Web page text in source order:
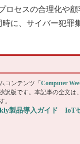
セスの合理化や
に、サイバー犯罪
コンテンツ「 Computer
訳版です。本記事の全文
。
製品導入ガイド IoT